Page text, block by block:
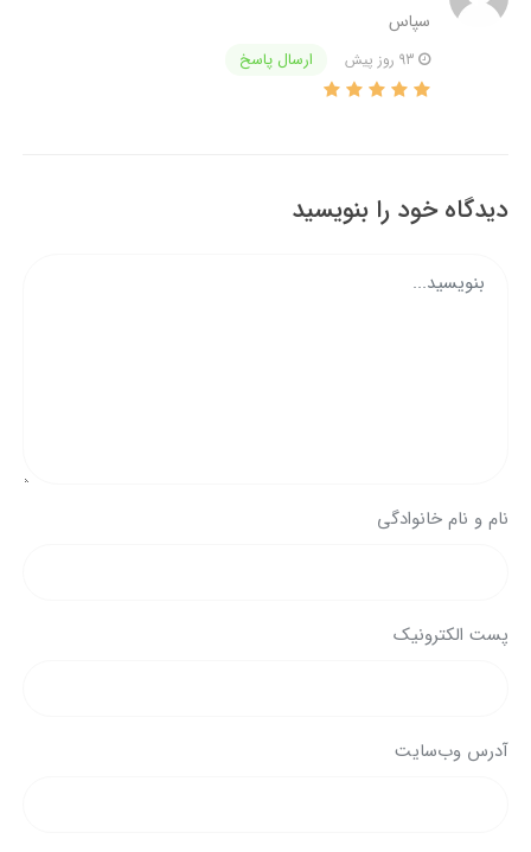
سپاس
ارسال پاسخ
دیدگاه خود را بنویسید
نام و نام خانوادگی
پست الکترونیک
آدرس وب‌سایت